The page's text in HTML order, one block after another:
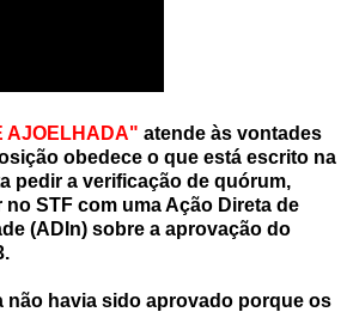
AJOELHADA" atende às vontades
obedece o que está escrito na
pedir a verificação de quórum,
STF com uma Ação Direta de
(ADIn) sobre a aprovação do
não havia sido aprovado porque os